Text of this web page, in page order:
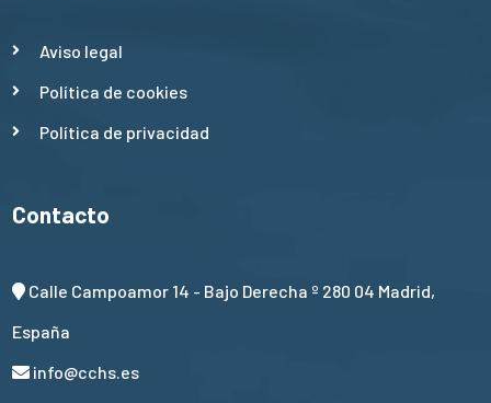
Aviso legal
Política de cookies
Política de privacidad
Contacto
Calle Campoamor 14 - Bajo Derecha º 280 04 Madrid,
España
info@cchs.es